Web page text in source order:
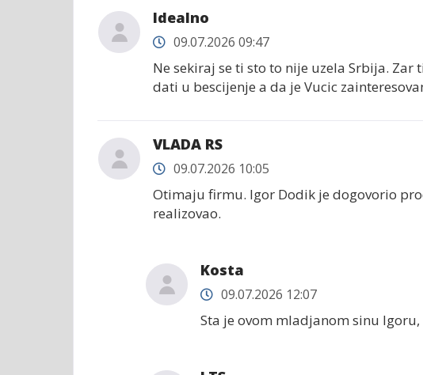
Idealno
09.07.2026 09:47
Ne sekiraj se ti sto to nije uzela Srbija.
dati u bescijenje a da je Vucic
VLADA RS
09.07.2026 10:05
Otimaju firmu. Igor Dodik je dogovorio
realizovao.
Kosta
09.07.2026 12:07
Sta je ovom mladjanom sinu Igoru,